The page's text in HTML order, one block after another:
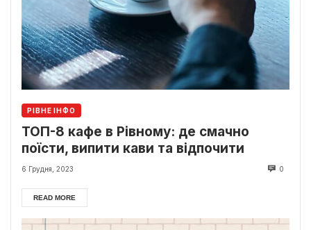
РІВНЕ ІНФО
ТОП-8 кафе в Рівному: де смачно
поїсти, випити кави та відпочити
6 Грудня, 2023 0
READ MORE